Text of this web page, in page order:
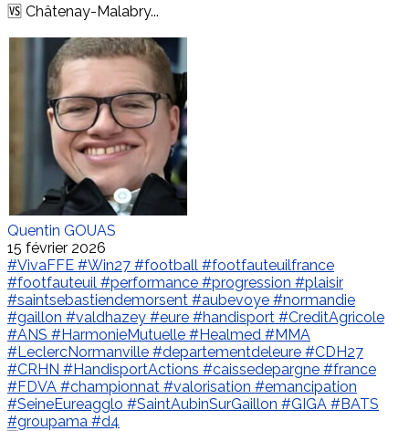
🆚 Châtenay-Malabry...
Quentin GOUAS
15 février 2026
#VivaFFE #Win27 #football #footfauteuilfrance
#footfauteuil #performance #progression #plaisir
#saintsebastiendemorsent #aubevoye #normandie
#gaillon #valdhazey #eure #handisport #CreditAgricole
#ANS #HarmonieMutuelle #Healmed #MMA
#LeclercNormanville #departementdeleure #CDH27
#CRHN #HandisportActions #caissedepargne #france
#FDVA #championnat #valorisation #emancipation
#SeineEureagglo #SaintAubinSurGaillon #GIGA #BATS
#groupama #d4